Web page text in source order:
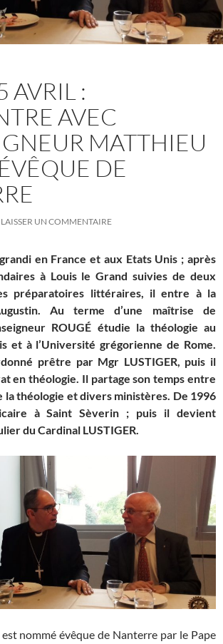
AVRIL :
AVEC
MATTHIEU
DE
LAISSER UN COMMENTAIRE
en France et aux Etats Unis ; après
à Louis le Grand suivies de deux
préparatoires littéraires, il entre à la
Au terme d’une maîtrise de
ROUGÉ étudie la théologie au
et à l’Université grégorienne de Rome.
prêtre par Mgr LUSTIGER, puis il
en théologie. Il partage son temps entre
la théologie et divers ministères. De 1996
à Saint Sèverin ; puis il devient
du Cardinal LUSTIGER.
nommé évêque de Nanterre par le Pape